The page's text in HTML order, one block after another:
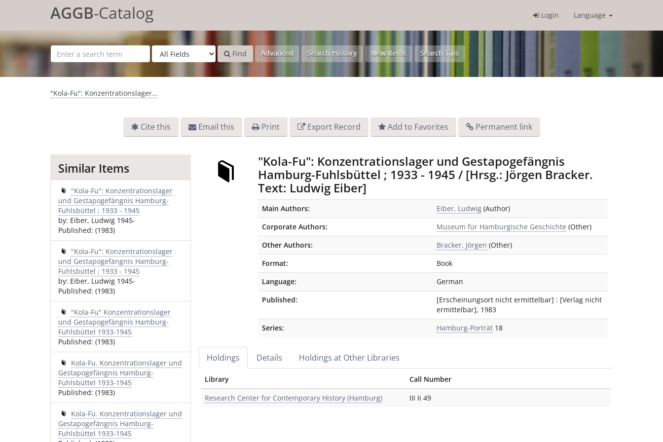
AGGB-Catalog Login Language
Find Advanced Search History New Items Search Tips
"Kola-Fu": Konzentrationslager...
Cite this Email this Print Export Record Add to Favorites Permanent link
"Kola-Fu": Konzentrationslager und Gestapogefängnis
Hamburg-Fuhlsbüttel ; 1933 - 1945 / [Hrsg.: Jörgen Bracker.
Text: Ludwig Eiber]
Bibliographic Details
Main Authors: Eiber, Ludwig (Author)
Corporate Authors:
Museum für Hamburgische Geschichte (Other)
Other Authors:
Bracker, Jörgen (Other)
Format:
Book
Language:
German
Published:
[Erscheinungsort nicht ermittelbar] : [Verlag nicht
ermittelbar], 1983
Series:
Hamburg-Porträt 18
Holdings Details Holdings at Other Libraries
Library
Call Number
Research Center for Contemporary History (Hamburg)
III Ii 49
Similar Items
"Kola-Fu": Konzentrationslager
und Gestapogefängnis Hamburg-
Fuhlsbüttel ; 1933 - 1945
by: Eiber, Ludwig 1945-
Published: (1983)
"Kola-Fu": Konzentrationslager
und Gestapogefängnis Hamburg-
Fuhlsbüttel ; 1933 - 1945
by: Eiber, Ludwig 1945-
Published: (1983)
"Kola-Fu" Konzentrationslager
und Gestapogefängnis Hamburg-
Fuhlsbüttel 1933-1945
Published: (1983)
Kola-Fu. Konzentrationslager und
Gestapogefängnis Hamburg-
Fuhlsbüttel 1933-1945
Published: (1983)
Kola-Fu. Konzentrationslager und
Gestapogefängnis Hamburg-
Fuhlsbüttel 1933-1945